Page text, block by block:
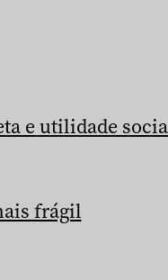
e utilidade
frágil